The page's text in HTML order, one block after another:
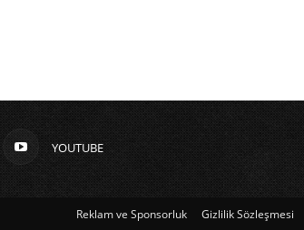
YOUTUBE
Reklam ve Sponsorluk Gizlilik Sözleşmesi